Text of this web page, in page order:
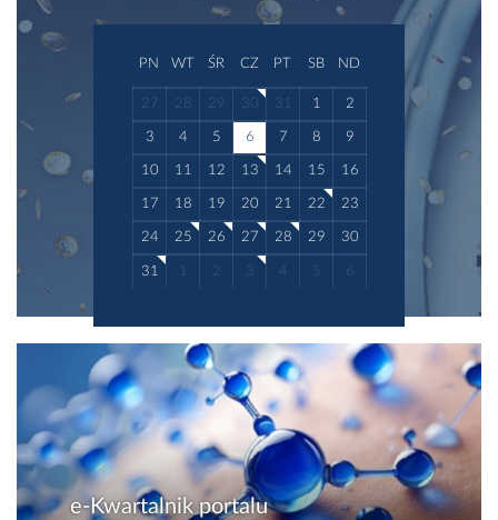
PN WT ŚR CZ PT SB ND
27 28 29 30 31 1 2
3 4 5 6 7 8 9
10 11 12 13 14 15 16
17 18 19 20 21 22 23
24 25 26 27 28 29 30
31 1 2 3 4 5 6
e-Kwartalnik portalu